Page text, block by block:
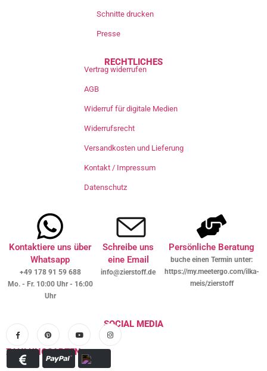
Schnitte drucken
Presse
RECHTLICHES
Vertrag widerrufen
AGB
Widerruf für digitale Medien
Widerrufsrecht
Versandkosten und Lieferung
Kontakt / Impressum
Datenschutz
Kontaktiere uns über
Whatsapp
+49 178 91 59 688
Mo. - Fr. 10:00 Uhr - 16:00
Uhr
Schreibe uns
eine Email
info@zierstoff.de
Persönliche Beratung
buche einen Termin unter:
https://my.meetergo.com/ilka-
meis/zierstoff
SOCIAL MEDIA
ZAHLUNGSARTEN